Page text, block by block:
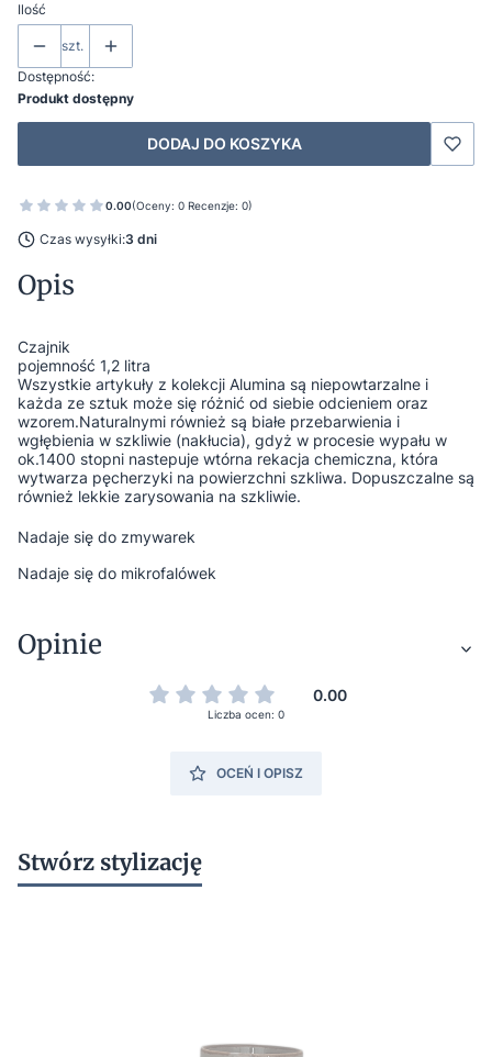
Ilość
szt.
Dostępność:
Produkt dostępny
DODAJ DO KOSZYKA
0.00(Oceny: 0 Recenzje: 0)
Czas wysyłki:3 dni
Opis
Czajnik
pojemność 1,2 litra
Wszystkie artykuły z kolekcji Alumina są niepowtarzalne i
każda ze sztuk może się różnić od siebie odcieniem oraz
wzorem.Naturalnymi również są białe przebarwienia i
wgłębienia w szkliwie (nakłucia), gdyż w procesie wypału w
ok.1400 stopni nastepuje wtórna rekacja chemiczna, która
wytwarza pęcherzyki na powierzchni szkliwa. Dopuszczalne są
również lekkie zarysowania na szkliwie.
Nadaje się do zmywarek
Nadaje się do mikrofalówek
Opinie
0.00
Liczba ocen: 0
OCEŃ I OPISZ
Stwórz stylizację